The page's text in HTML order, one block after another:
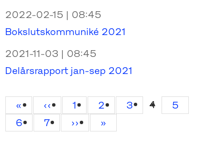
2022-02-15 | 08:45
Bokslutskommuniké 2021
2021-11-03 | 08:45
Delårsrapport jan-sep 2021
First
page
«
Previous
page
‹‹ Page
1 Page
2 Page
3
Current
page
4 Page
5
Page
6 Page
7
Next
page
››
Last
page
»